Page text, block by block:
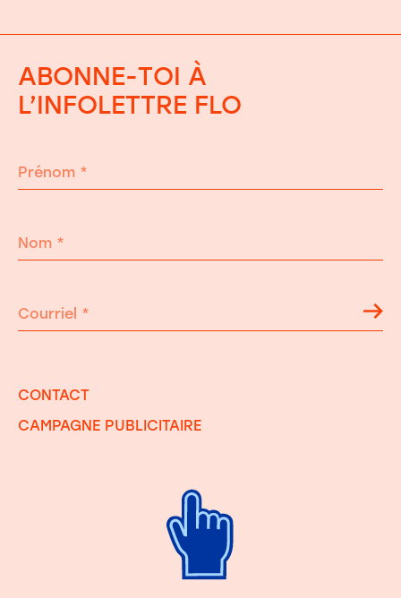
ABONNE-TOI À
L’INFOLETTRE FLO
Prénom *
Nom *
Courriel *
CONTACT
CAMPAGNE PUBLICITAIRE